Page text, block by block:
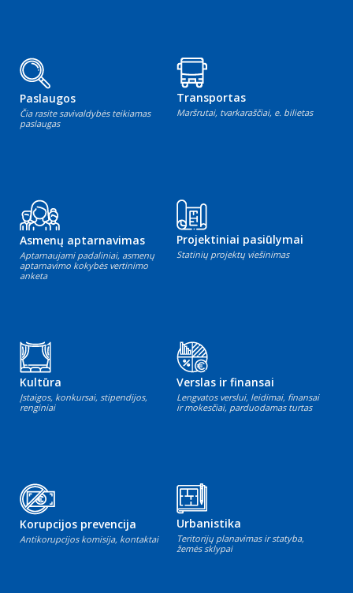
Paslaugos
Čia rasite savivaldybės teikiamas
paslaugas
Transportas
Maršrutai, tvarkaraščiai, e. bilietas
Asmenų aptarnavimas
Aptarnaujami padaliniai, asmenų
aptarnavimo kokybės vertinimo
anketa
Projektiniai pasiūlymai
Statinių projektų viešinimas
Kultūra
Įstaigos, konkursai, stipendijos,
renginiai
Verslas ir finansai
Lengvatos verslui, leidimai, finansai
ir mokesčiai, parduodamas turtas
Korupcijos prevencija
Antikorupcijos komisija, kontaktai
Urbanistika
Teritorijų planavimas ir statyba,
žemės sklypai